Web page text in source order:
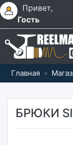
Привет,
Гость
Главная »
БРЮКИ